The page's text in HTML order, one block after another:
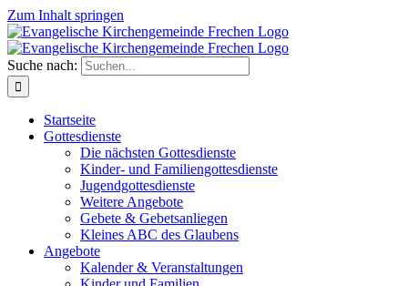
Zum Inhalt springen
Suche nach:
Startseite
Gottesdienste
Die nächsten Gottesdienste
Kinder- und Familiengottesdienste
Jugendgottesdienste
Weitere Angebote
Gebete & Gebetsanliegen
Kleines ABC des Glaubens
Angebote
Kalender & Veranstaltungen